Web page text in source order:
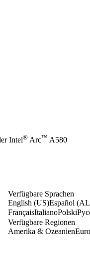
Intel® Arc™ A580
Verfügbare Sprachen
English (US)Español
FrançaisItalianoPolski
Verfügbare Regionen
Amerika & Ozeanien